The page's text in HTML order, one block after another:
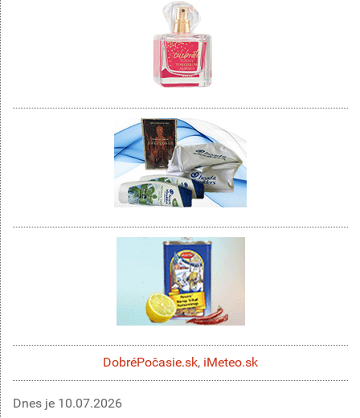
DobréPočasie.sk, iMeteo.sk
Dnes je 10.07.2026